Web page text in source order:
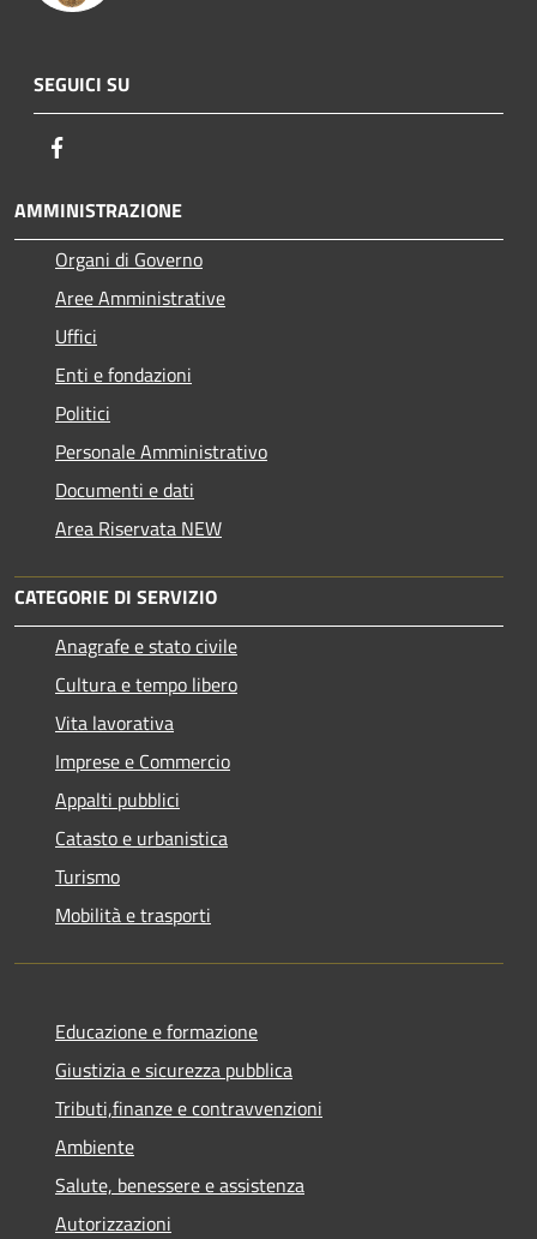
SEGUICI SU
AMMINISTRAZIONE
Organi di Governo
Aree Amministrative
Uffici
Enti e fondazioni
Politici
Personale Amministrativo
Documenti e dati
Area Riservata NEW
CATEGORIE DI SERVIZIO
Anagrafe e stato civile
Cultura e tempo libero
Vita lavorativa
Imprese e Commercio
Appalti pubblici
Catasto e urbanistica
Turismo
Mobilità e trasporti
Educazione e formazione
Giustizia e sicurezza pubblica
Tributi,finanze e contravvenzioni
Ambiente
Salute, benessere e assistenza
Autorizzazioni